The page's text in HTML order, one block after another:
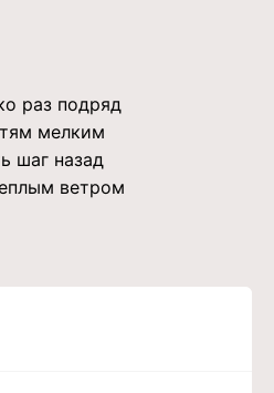
раз подряд
мелким
шаг назад
ветром